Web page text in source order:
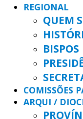
REGIONAL
QUEM
BISPOS
COMISSÕES
ARQUI /